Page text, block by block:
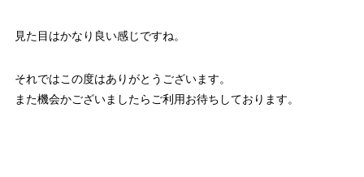
見た目はかなり良い感じですね。
それではこの度はありがとうございます。
また機会かございましたらご利用お待ちしております。